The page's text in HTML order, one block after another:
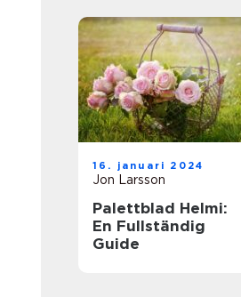
16. januari 2024
Jon Larsson
Palettblad Helmi:
En Fullständig
Guide